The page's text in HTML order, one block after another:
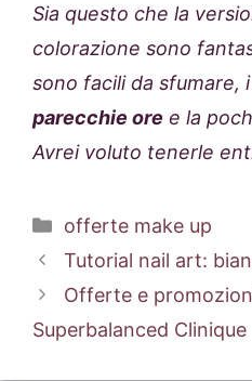
Sia questo che la
colorazione sono
sono facili da sfumare,
parecchie ore e la
Avrei voluto tenerle
Categorie
offerte make up
Tutorial nail art:
Offerte e
Superbalanced Clinique